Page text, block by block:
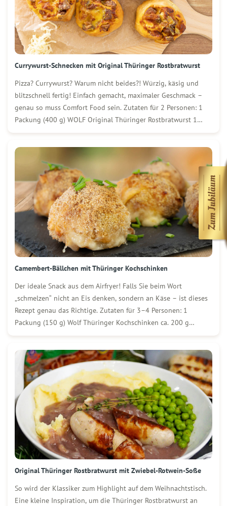
Currywurst-Schnecken mit Original Thüringer Rostbratwurst
Pizza? Currywurst? Warum nicht beides?! Würzig, käsig und
blitzschnell fertig! Einfach gemacht, maximaler Geschmack –
genau so muss Comfort Food sein. Zutaten für 2 Personen: 1
Packung (400 g) WOLF Original Thüringer Rostbratwurst 1
Camembert-Bällchen mit Thüringer Kochschinken
Der ideale Snack aus dem Airfryer! Falls Sie beim Wort
„schmelzen“ nicht an Eis denken, sondern an Käse – ist dieses
Rezept genau das Richtige. Zutaten für 3–4 Personen: 1
Packung (150 g) Wolf Thüringer Kochschinken ca. 200 g
Original Thüringer Rostbratwurst mit Zwiebel-Rotwein-Soße
So wird der Klassiker zum Highlight auf dem Weihnachtstisch.
Eine kleine Inspiration, um die Thüringer Rostbratwurst an